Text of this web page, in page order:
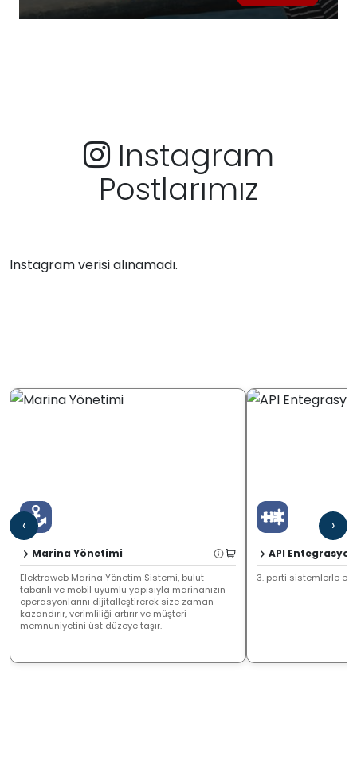
Instagram
Postlarımız
Instagram verisi alınamadı.
‹
Marina Yönetimi
Elektraweb Marina Yönetim Sistemi, bulut
tabanlı ve mobil uyumlu yapısıyla marinanızın
operasyonlarını dijitalleştirerek size zaman
kazandırır, verimliliği artırır ve müşteri
memnuniyetini üst düzeye taşır.
API
3. parti sistemlerle
›